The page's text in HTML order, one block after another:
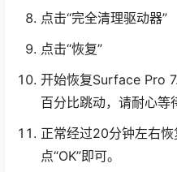
点击“完全清理驱动器”
点击“恢复”
开始恢复Surface Pro
百分比跳动，请耐心等
正常经过20分钟左右
点“OK”即可。